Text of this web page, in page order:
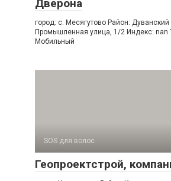
Дверона
город: с. Месягутово Район:
Промышленная улица, 1/2 Индекс: nan
Мобильный
SOS для волос
Геопроектстрой,